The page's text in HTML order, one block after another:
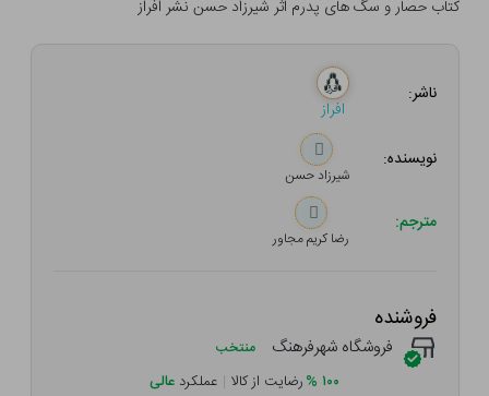
کتاب حصار و سگ های پدرم اثر شیرزاد حسن نشر افراز
ناشر:
افراز
نویسنده:
شیرزاد حسن
مترجم:
رضا کریم مجاور
فروشنده
فروشگاه شهرفرهنگ منتخب
۱۰۰ %رضایت از کالا | عملکرد عالی